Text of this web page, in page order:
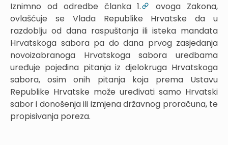
Iznimno od odredbe članka 1.
ovoga Zakona,
ovlašćuje se Vlada Republike Hrvatske da u
razdoblju od dana raspuštanja ili isteka mandata
Hrvatskoga sabora pa do dana prvog zasjedanja
novoizabranoga Hrvatskoga sabora uredbama
uređuje pojedina pitanja iz djelokruga Hrvatskoga
sabora, osim onih pitanja koja prema Ustavu
Republike Hrvatske može uređivati samo Hrvatski
sabor i donošenja ili izmjena državnog proračuna, te
propisivanja poreza.